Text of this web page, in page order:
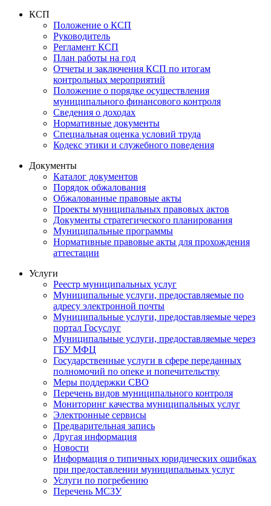
КСП
Положение о КСП
Руководитель
Регламент КСП
План работы на год
Отчеты и заключения КСП по итогам
контрольных мероприятий
Положение о порядке осуществления
муниципального финансового контроля
Сведения о доходах
Нормативные документы
Специальная оценка условий труда
Кодекс этики и служебного поведения
Документы
Каталог документов
Порядок обжалования
Обжалованные правовые акты
Проекты муниципальных правовых актов
Документы стратегического планирования
Муниципальные программы
Нормативные правовые акты для прохождения
аттестации
Услуги
Реестр муниципальных услуг
Муниципальные услуги, предоставляемые по
адресу электронной почты
Муниципальные услуги, предоставляемые через
портал Госуслуг
Муниципальные услуги, предоставляемые через
ГБУ МФЦ
Государственные услуги в сфере переданных
полномочий по опеке и попечительству
Меры поддержки СВО
Перечень видов муниципального контроля
Мониторинг качества муниципальных услуг
Электронные сервисы
Предварительная запись
Другая информация
Новости
Информация о типичных юридических ошибках
при предоставлении муниципальных услуг
Услуги по погребению
Перечень МСЗУ